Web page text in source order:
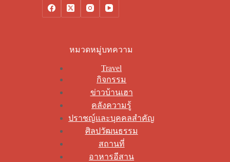
หมวดหมู่บทความ
Travel
กิจกรรม
ข่าวบ้านเฮา
คลังความรู้
ปราชญ์และบุคคลสำคัญ
ศิลปวัฒนธรรม
สถานที่
อาหารอีสาน